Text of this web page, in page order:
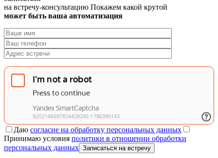
на встречу-консультацию Покажем какой крутой
может быть ваша автоматизация
Даю согласие на обработку персональных данных
Принимаю условия политики в отношении обработки
персональных данных Записаться на встречу